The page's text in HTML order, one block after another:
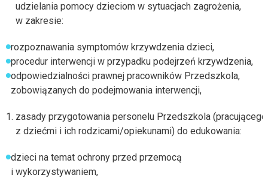
udzielania pomocy dzieciom w sytuacjach zagrożenia,
w zakresie:
rozpoznawania symptomów krzywdzenia dzieci,
procedur interwencji w przypadku podejrzeń krzywdzenia,
odpowiedzialności prawnej pracowników Przedszkola,
zobowiązanych do podejmowania interwencji,
zasady przygotowania personelu Przedszkola (pracującego
z dziećmi i ich rodzicami/opiekunami) do edukowania:
dzieci na temat ochrony przed przemocą
i wykorzystywaniem,